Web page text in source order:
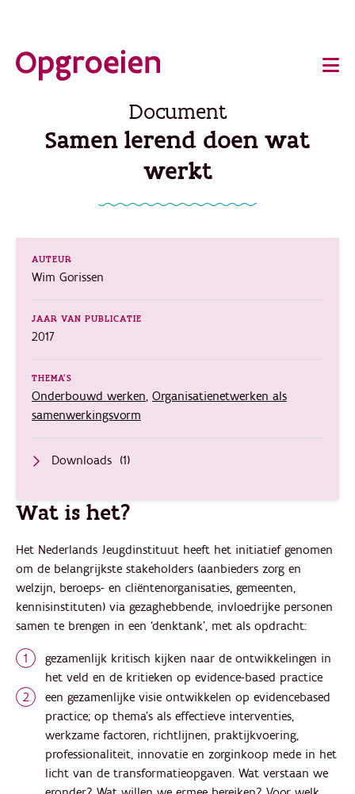
direct
Main
Document
Samen lerend doen wat
werkt
Wat is het?
Het Nederlands Jeugdinstituut heeft het initiatief genomen
om de belangrijkste stakeholders (aanbieders zorg en
welzijn, beroeps- en cliëntenorganisaties, gemeenten,
kennisinstituten) via gezaghebbende, invloedrijke personen
samen te brengen in een ‘denktank’, met als opdracht:
gezamenlijk kritisch kijken naar de ontwikkelingen in
het veld en de kritieken op evidence-based practice
een gezamenlijke visie ontwikkelen op evidencebased
practice; op thema’s als effectieve interventies,
werkzame factoren, richtlijnen, praktijkvoering,
professionaliteit, innovatie en zorginkoop mede in het
licht van de transformatieopgaven. Wat verstaan we
AUTEUR
Wim Gorissen
JAAR VAN PUBLICATIE
2017
THEMA'S
Onderbouwd werken, Organisatienetwerken als
samenwerkingsvorm
Downloads (1)